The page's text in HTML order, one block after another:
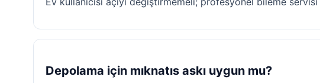
Depolama için mıknatıs askı uygun mu?